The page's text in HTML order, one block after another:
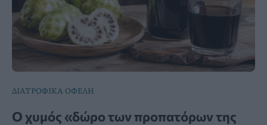
ΔΙΑΤΡΟΦΙΚΑ ΟΦΕΛΗ
Ο χυμός «δώρο των προπατόρων της